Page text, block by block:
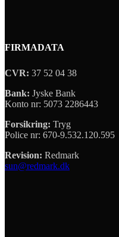
FIRMADATA
CVR: 37 52 04 38
Bank: Jyske Bank
Konto nr: 5073 2286443
Forsikring: Tryg
Police nr: 670-9.532.120.595
Revision: Redmark
sun@redmark.dk